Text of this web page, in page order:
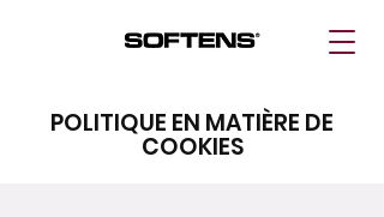
POLITIQUE EN MATIÈRE DE
COOKIES